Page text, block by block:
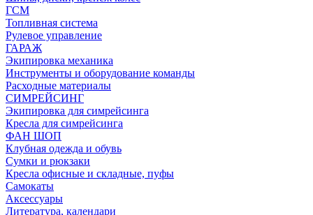
ГСМ
Топливная система
Рулевое управление
ГАРАЖ
Экипировка механика
Инструменты и оборудование команды
Расходные материалы
СИМРЕЙСИНГ
Экипировка для симрейсинга
Кресла для симрейсинга
ФАН ШОП
Клубная одежда и обувь
Сумки и рюкзаки
Кресла офисные и складные, пуфы
Самокаты
Аксессуары
Литература, календари